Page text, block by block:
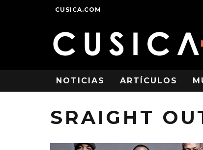
CUSICA.COM
NOTICIAS ARTÍCULOS
SRAIGHT